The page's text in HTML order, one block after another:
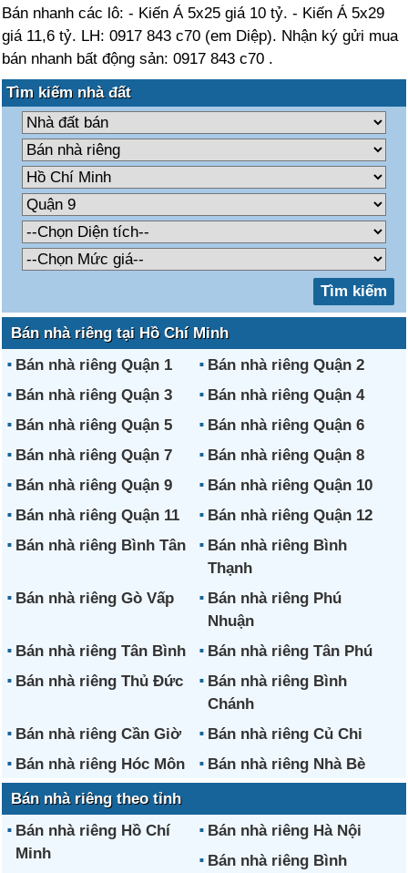
Bán nhanh các lô: - Kiến Á 5x25 giá 10 tỷ. - Kiến Á 5x29
giá 11,6 tỷ. LH: 0917 843 c70 (em Diệp). Nhận ký gửi mua
bán nhanh bất động sản: 0917 843 c70 .
Tìm kiếm nhà đất
Bán nhà riêng tại Hồ Chí Minh
Bán nhà riêng Quận 1
Bán nhà riêng Quận 2
Bán nhà riêng Quận 3
Bán nhà riêng Quận 4
Bán nhà riêng Quận 5
Bán nhà riêng Quận 6
Bán nhà riêng Quận 7
Bán nhà riêng Quận 8
Bán nhà riêng Quận 9
Bán nhà riêng Quận 10
Bán nhà riêng Quận 11
Bán nhà riêng Quận 12
Bán nhà riêng Bình Tân
Bán nhà riêng Bình
Thạnh
Bán nhà riêng Gò Vấp
Bán nhà riêng Phú
Nhuận
Bán nhà riêng Tân Bình
Bán nhà riêng Tân Phú
Bán nhà riêng Thủ Đức
Bán nhà riêng Bình
Chánh
Bán nhà riêng Cần Giờ
Bán nhà riêng Củ Chi
Bán nhà riêng Hóc Môn
Bán nhà riêng Nhà Bè
Bán nhà riêng theo tỉnh
Bán nhà riêng Hồ Chí
Minh
Bán nhà riêng Hà Nội
Bán nhà riêng Bình